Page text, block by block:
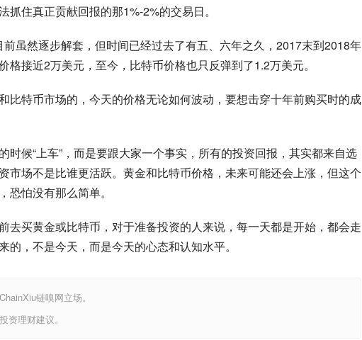
住真正贡献回报的那1%-2%的交易日。
虽然逐步解套，但时间已经过去了有五、六年之久，2017末到2018年
格接近2万美元，至今，比特币价格也只反弹到了1.2万美元。
比特币市场的，今天的价格无论如何波动，要想击穿十年前购买时的成
候“上车”，而是要跟大家一个事实，所有的投资回报，其实都来自选
市场不是比谁更活跃。黄金和比特币价格，未来可能还会上涨，但这个
怕没有那么简单。
去买黄金或比特币，对于准备投资的人来说，每一天都是开始，都会走
，不是今天，而是今天的心态和认知水平。
链嗅网立场。
资理财建议。